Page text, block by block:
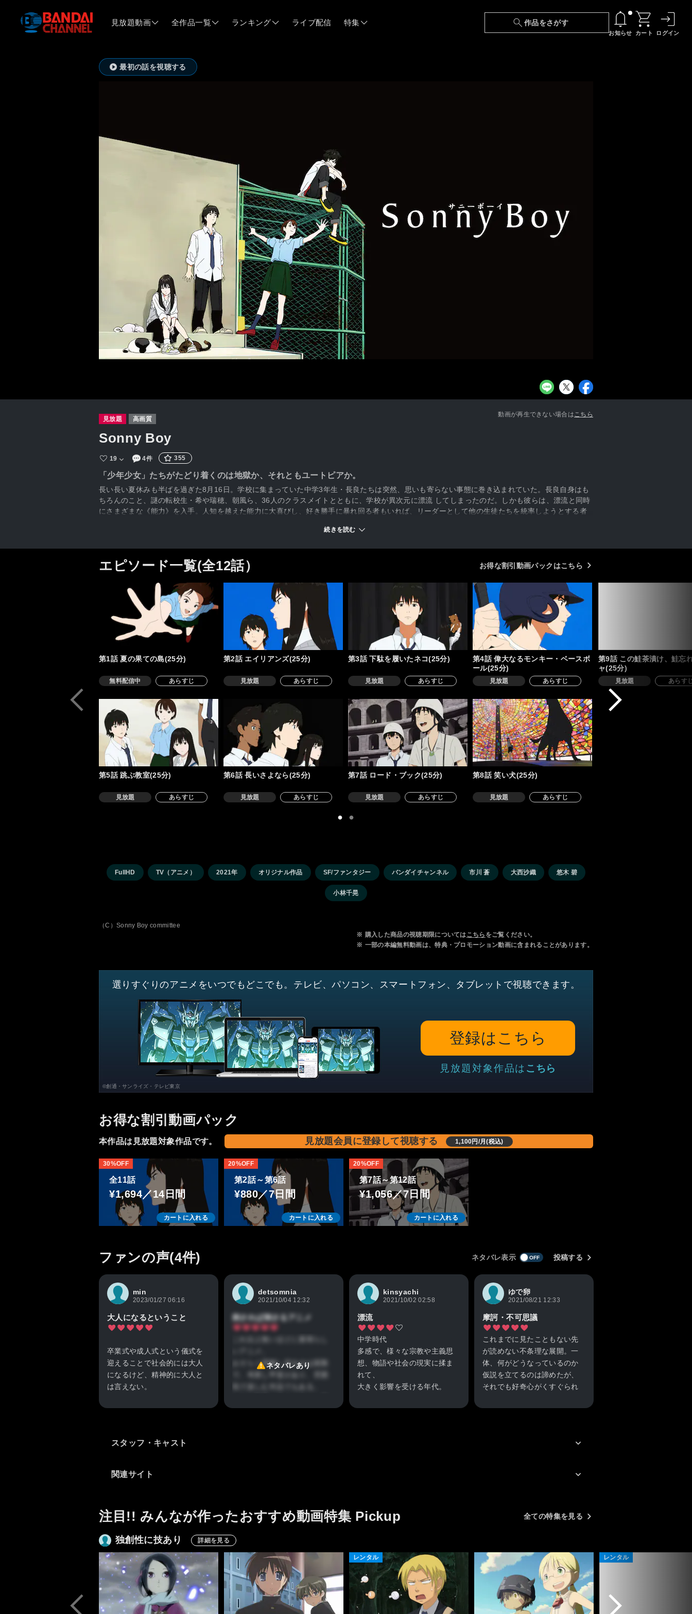
見放題動画 全作品一覧 ランキング ライブ配信 特集 作品をさがす
お知らせ
て
カート ログイン
最初の話を視聴する
動画が再生できない場合はこちら
見放題 高画質
Sonny Boy
19 4件 355
「少年少女」たちがたどり着くのは地獄か、それともユートピアか。
長い長い夏休みも半ばを過ぎた8月16日。学校に集まっていた中学3年生・長良たちは突然、思いも寄らない事態に巻き込まれていた。長良自身はも
ちろんのこと、謎の転校生・希や瑞穂、朝風ら、36人のクラスメイトとともに、学校が異次元に漂流 してしまったのだ。しかも彼らは、漂流と同時
にさまざまな《能力》を入手。人知を越えた能力に大喜びし、好き勝手に暴れ回る者もいれば、リーダーとして他の生徒たちを統率しようとする者
たして長良たちはこの世界を攻略し、無事に元の世界に帰ることができるのだろうか…
続きを読む
エピソード一覧(全12話） お得な割引動画パックはこちら
第1話 夏の果ての島(25分)
無料配信中 あらすじ
第2話 エイリアンズ(25分)
見放題 あらすじ
第3話 下駄を履いたネコ(25分)
見放題 あらすじ
第4話 偉大なるモンキー・ベースボ
ール(25分)
見放題 あらすじ
第5話 跳ぶ教室(25分)
見放題 あらすじ
第6話 長いさよなら(25分)
見放題 あらすじ
第7話 ロード・ブック(25分)
見放題 あらすじ
第8話 笑い犬(25分)
見放題 あらすじ
第9話 この鮭茶漬け、鮭忘
ャ(25分)
見放題 あらす
FullHD TV（アニメ） 2021年 オリジナル作品 SF/ファンタジー バンダイチャンネル 市川 蒼 大西沙織 悠木 碧
小林千晃
（C）Sonny Boy committee
※ 購入した商品の視聴期限についてはこちら をご覧ください。
※ 一部の本編無料動画は、特典・プロモーション動画に含まれることがあります。
選りすぐりのアニメをいつでもどこでも。テレビ、パソコン、スマートフォン、タブレットで視聴できます。
登録はこちら
見放題対象作品は こちら
©創通・サンライズ・テレビ東京
お得な割引動画パック
本作品は見放題対象作品です。 見放題会員に登録して視聴する 1,100円/月(税込)
全11話
¥1,694／14日間
カートに入れる
30%OFF
第2話～第6話
¥880／7日間
カートに入れる
20%OFF
第7話～第12話
¥1,056／7日間
カートに入れる
20%OFF
ファンの声(4件) ネタバレ表示 投稿する
min
2023/01/27 06:16
大人になるということ
卒業式や成人式という儀式を
迎えることで社会的には大人
になるけど、精神的に大人と
は言えない。
大人であると言う事は、責任
事。即ち、自分の人生の決定
シビアな現実を前にして、尚
棄して現実に自分を順応させ
か、張り合いの無い安定か。
仮に最後に無残な敗北に終わ
るとしても、その勝利も敗北
も吾々自身が選び取る選択肢
です。
detsomnia
2021/10/04 12:32
刺されば刺さるアニメ
おそらく理解し切るのは困難
優の力で、何もわからなくて
う終わらせるのか気になり続
これほどまでに毎週が楽しみ
なアニメはなかった。刺さる
人には一生刺さり続けるだろ
う。
是非是非、見てほしい。彼ら
の運命を。
ネタバレあり
kinsyachi
2021/10/02 02:58
漂流
中学時代
多感で、様々な宗教や主義思
想、物語や社会の現実に揉ま
れて、
大きく影響を受ける年代。
年頃。
から、また見直してみる事と
とても不思議で惹かれる作品
でしたが、
万人向けでは無いと言います
か、全ての人に、お薦め、と
は言い難い作品でもありま
す。
ゆで卵
2021/08/21 12:33
摩訶・不可思議
これまでに見たこともない先
が読めない不条理な展開。一
体、何がどうなっているのか
仮説を立てるのは諦めたが、
それでも好奇心がくすぐられ
条理の中、彼らの理知がどこ
スタッフ・キャスト
関連サイト
注目!! みんなが作ったおすすめ動画特集 Pickup 全ての特集を見る
独創性に技あり 詳細を見る
レンタル レンタル